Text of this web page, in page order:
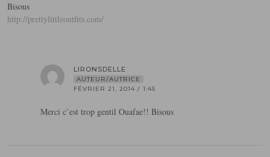
Bisous
http://prettylittleoutfits.com/
LIRONSDELLE
AUTEUR/AUTRICE
FÉVRIER 21, 2014 / 1:45
Merci c’est trop gentil Ouafae!! Bisous